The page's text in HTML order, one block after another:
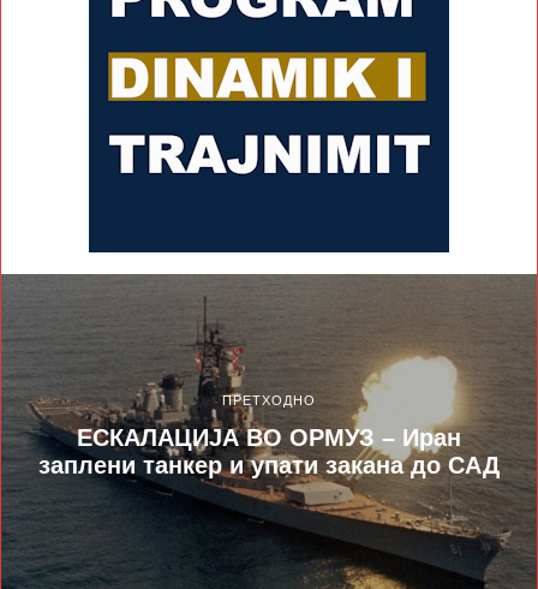
ПРЕТХОДНО
ЕСКАЛАЦИЈА ВО ОРМУЗ – Иран
заплени танкер и упати закана до САД